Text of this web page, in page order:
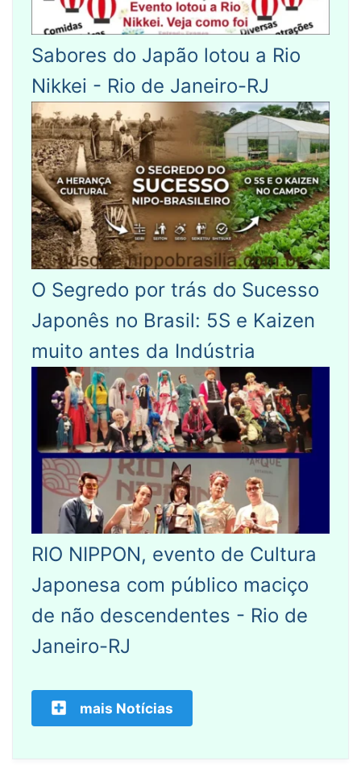
Sabores do Japão lotou a Rio
Nikkei - Rio de Janeiro-RJ
O Segredo por trás do Sucesso
Japonês no Brasil: 5S e Kaizen
muito antes da Indústria
RIO NIPPON, evento de Cultura
Japonesa com público maciço
de não descendentes - Rio de
Janeiro-RJ
mais Notícias